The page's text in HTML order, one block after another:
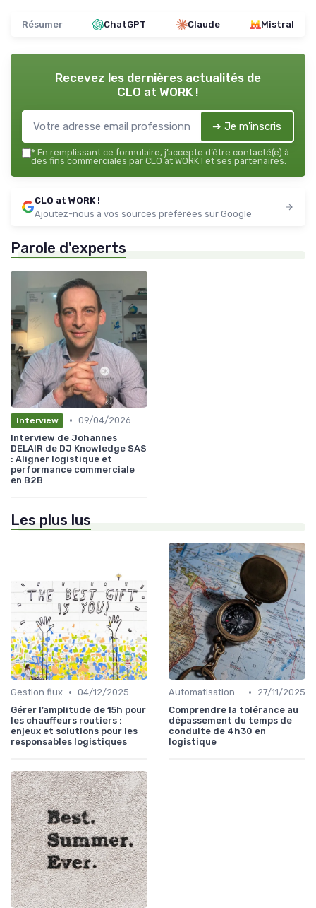
Résumer ChatGPT Claude Mistral
Recevez les dernières actualités de
CLO at WORK !
➔ Je m'inscris
* En remplissant ce formulaire, j’accepte d’être contacté(e) à
des fins commerciales par CLO at WORK ! et ses partenaires.
CLO at WORK !
Ajoutez-nous à vos sources préférées sur Google
Parole d'experts
Interview • 09/04/2026
Interview de Johannes
DELAIR de DJ Knowledge SAS
: Aligner logistique et
performance commerciale
en B2B
Les plus lus
Gestion flux • 04/12/2025
Gérer l’amplitude de 15h pour
les chauffeurs routiers :
enjeux et solutions pour les
responsables logistiques
Automatisation processus •
27/11/2025
Comprendre la tolérance au
dépassement du temps de
conduite de 4h30 en
logistique